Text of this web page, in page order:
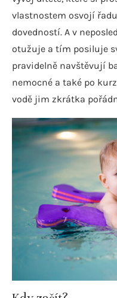
vlastnostem osvojí
dovedností. A v
otužuje a tím posiluje
pravidelně navštěvují
nemocné a také po
vodě jim zkrátka